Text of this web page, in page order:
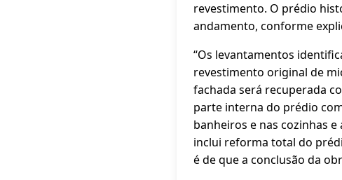
revestimento. O prédio
andamento, conforme
“Os levantamentos
revestimento original de
fachada será recuperada
parte interna do prédio
banheiros e nas cozinhas
inclui reforma total do
é de que a conclusão da